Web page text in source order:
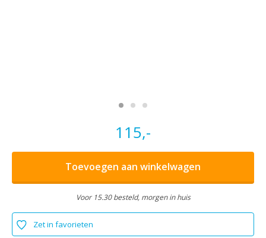
115,-
Toevoegen aan winkelwagen
Voor 15.30 besteld, morgen in huis
Zet in favorieten